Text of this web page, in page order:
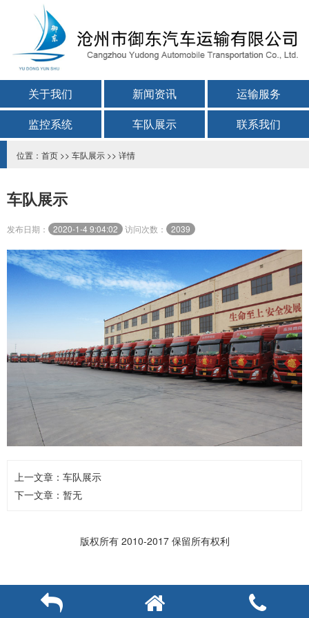
关于我们 新闻资讯
运输服务
监控系统
车队展示 联系我们
位置： 首页 >> 车队展示 >> 详情
车队展示
发布日期： 2020-1-4 9:04:02 访问次数： 2039
上一文章： 车队展示
下一文章：暂无
版权所有 2010-2017 保留所有权利